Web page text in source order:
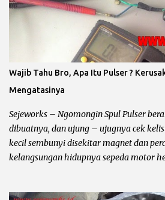
kali kita omongin, tapi berhubung ada
lagi dengan jalur soketan menuju kiprok
langsung saja kita ke pokok bahas.
Pengisian Sepeda Motor : Pada
dan penerangan (lampu utama)
yaitu : Penerangan AC / Arus Bolak –
penerengan AC hampir diterapkan pada
karburator yang mempunyai CC kecil
Ciri Penerangan...
Wajib Tahu Bro, Apa Itu Pulser ?
Mengatasinya
Sejeworks – Ngomongin Spul Pulser
dibuatnya, dan ujung – ujugnya cek
kecil sembunyi disekitar magnet dan
kelangsungan hidupnya sepeda motor